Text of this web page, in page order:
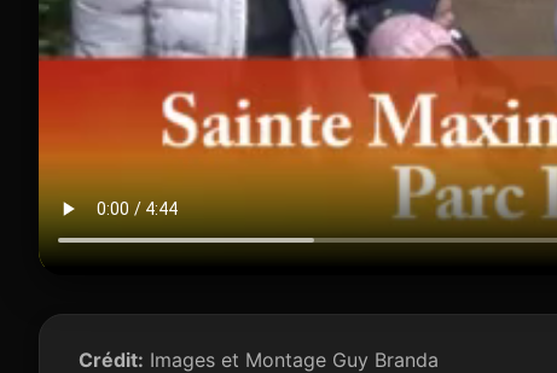
Crédit: Images et Montage Guy Branda